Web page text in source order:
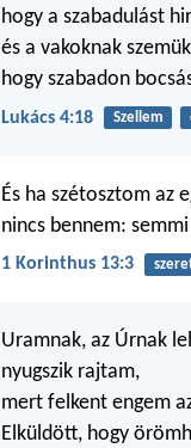
hogy a szabadulást
és a vakoknak
hogy szabadon
Lukács 4:18 Szellem
És ha szétosztom az
nincs bennem:
1 Korinthus 13:3
Uramnak, az Úrnak
nyugszik rajtam,
mert felkent engem
Elküldött, hogy